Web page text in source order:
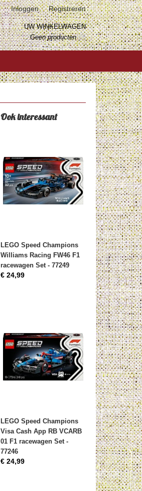
Inloggen Registreren
UW WINKELWAGEN
Geen producten(0)
Ook interessant
LEGO Speed Champions
Williams Racing FW46 F1
racewagen Set - 77249
€ 24,99
LEGO Speed Champions
Visa Cash App RB VCARB
01 F1 racewagen Set -
77246
€ 24,99